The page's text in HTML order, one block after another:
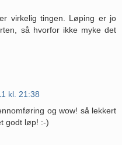
virkelig tingen. Løping er jo
så hvorfor ikke myke det
kl. 21:38
og wow! så lekkert
godt løp! :-)